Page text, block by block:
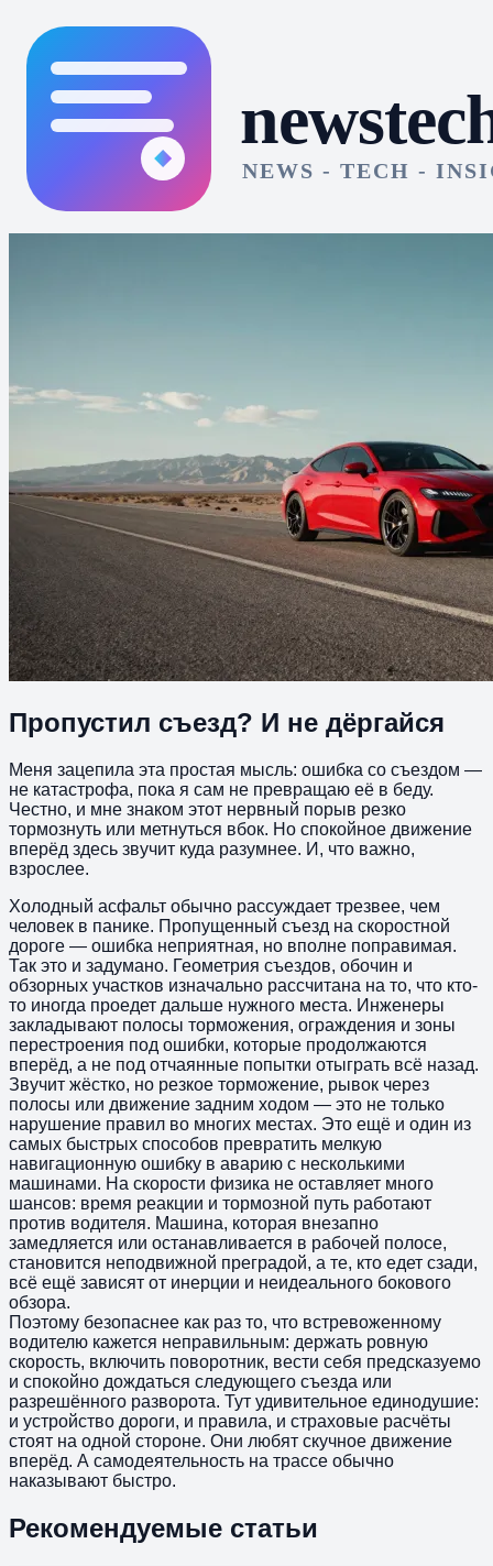
Пропустил съезд? И не дёргайся
Меня зацепила эта простая мысль: ошибка со съездом —
не катастрофа, пока я сам не превращаю её в беду.
Честно, и мне знаком этот нервный порыв резко
тормознуть или метнуться вбок. Но спокойное движение
вперёд здесь звучит куда разумнее. И, что важно,
взрослее.
Холодный асфальт обычно рассуждает трезвее, чем
человек в панике. Пропущенный съезд на скоростной
дороге — ошибка неприятная, но вполне поправимая.
Так это и задумано. Геометрия съездов, обочин и
обзорных участков изначально рассчитана на то, что кто-
то иногда проедет дальше нужного места. Инженеры
закладывают полосы торможения, ограждения и зоны
перестроения под ошибки, которые продолжаются
вперёд, а не под отчаянные попытки отыграть всё назад.
Звучит жёстко, но резкое торможение, рывок через
полосы или движение задним ходом — это не только
нарушение правил во многих местах. Это ещё и один из
самых быстрых способов превратить мелкую
навигационную ошибку в аварию с несколькими
машинами. На скорости физика не оставляет много
шансов: время реакции и тормозной путь работают
против водителя. Машина, которая внезапно
замедляется или останавливается в рабочей полосе,
становится неподвижной преградой, а те, кто едет сзади,
всё ещё зависят от инерции и неидеального бокового
обзора.
Поэтому безопаснее как раз то, что встревоженному
водителю кажется неправильным: держать ровную
скорость, включить поворотник, вести себя предсказуемо
и спокойно дождаться следующего съезда или
разрешённого разворота. Тут удивительное единодушие:
и устройство дороги, и правила, и страховые расчёты
стоят на одной стороне. Они любят скучное движение
вперёд. А самодеятельность на трассе обычно
наказывают быстро.
Рекомендуемые статьи